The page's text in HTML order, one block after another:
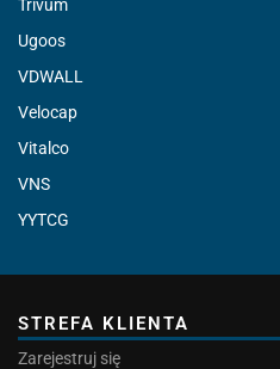
Trivum
Ugoos
VDWALL
Velocap
Vitalco
VNS
YYTCG
STREFA KLIENTA
Zarejestruj się